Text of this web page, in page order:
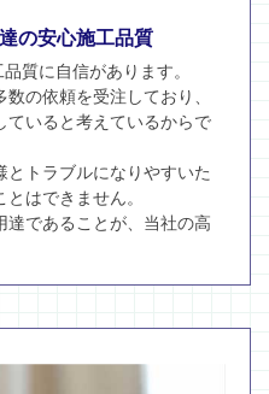
の安心施工品質
質に自信があります。
の依頼を受注しており、
ていると考えているからで
トラブルになりやすいた
はできません。
であることが、当社の高